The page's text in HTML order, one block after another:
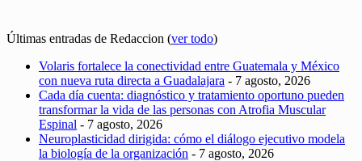
Últimas entradas de Redaccion (ver todo)
Volaris fortalece la conectividad entre Guatemala y México
con nueva ruta directa a Guadalajara - 7 agosto, 2026
Cada día cuenta: diagnóstico y tratamiento oportuno pueden
transformar la vida de las personas con Atrofia Muscular
Espinal - 7 agosto, 2026
Neuroplasticidad dirigida: cómo el diálogo ejecutivo modela
la biología de la organización - 7 agosto, 2026